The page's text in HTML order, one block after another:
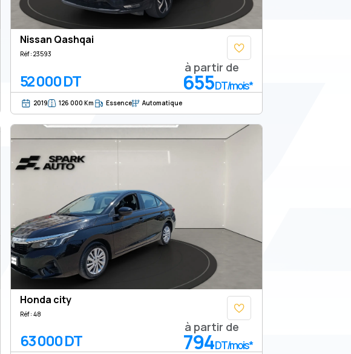
Nissan Qashqai
Réf : 23593
52 000 DT
à partir de
655DT/mois*
2019 126 000 Km Essence Automatique
Honda city
Réf : 48
63 000 DT
à partir de
794DT/mois*